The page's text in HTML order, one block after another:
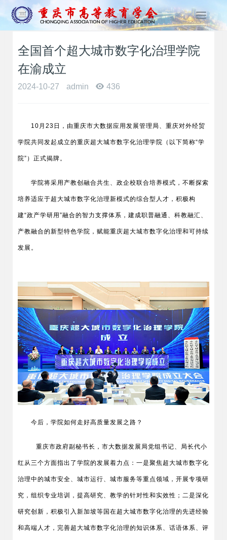
T
o
g
a
n
全国首个超大城市数字化治理学院
在渝成立
2024-10-27 admin 436
10 月23日，由重庆市大数据应用发展管理局、重庆对外经贸
学院共同发起成立的重庆超大城市数字化治理学院（以下简称“学
院”）正式揭牌。
学院将采用产教创融合共生、政企校联合培养模式，不断探索
培养适应于超大城市数字化治理新模式的综合型人才，积极构
建“政产学研用”融合的智力支撑体系，建成职普融通、科教融汇、
产教融合的新型特色学院，赋能重庆超大城市数字化治理和可持续
发展。
今后，学院如何走好高质量发展之路？
重庆市政府副秘书长，市大数据发展局党组书记、局长代小
红从三个方面指出了学院的发展着力点：一是聚焦超大城市数字化
治理中的城市安全、城市运行、城市服务等重点领域，开展专项研
究，组织专业培训，提高研究、教学的针对性和实效性；二是深化
研究创新，积极引入新加坡等国在超大城市数字化治理的先进经验
和高端人才，完善超大城市数字化治理的知识体系、话语体系、评